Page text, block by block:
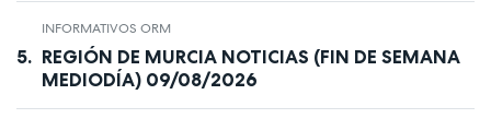
INFORMATIVOS ORM
REGIÓN DE MURCIA NOTICIAS (FIN DE SEMANA
MEDIODÍA) 09/08/2026